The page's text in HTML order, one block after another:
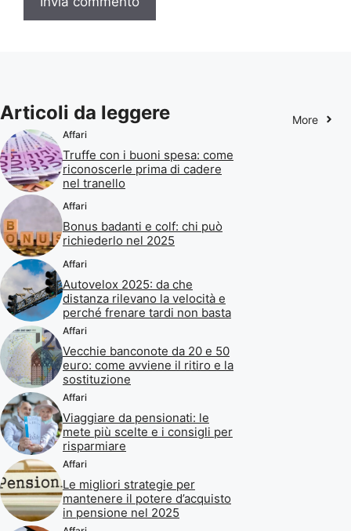
Articoli da leggere More
Affari
Truffe con i buoni spesa: come
riconoscerle prima di cadere
nel tranello
Affari
Bonus badanti e colf: chi può
richiederlo nel 2025
Affari
Autovelox 2025: da che
distanza rilevano la velocità e
perché frenare tardi non basta
Affari
Vecchie banconote da 20 e 50
euro: come avviene il ritiro e la
sostituzione
Affari
Viaggiare da pensionati: le
mete più scelte e i consigli per
risparmiare
Affari
Le migliori strategie per
mantenere il potere d’acquisto
in pensione nel 2025